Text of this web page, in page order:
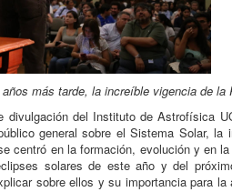
más tarde, la increíble vigencia de la
divulgación del Instituto de Astrofísica
general sobre el Sistema Solar, la
centró en la formación, evolución y en
solares de este año y del
sobre ellos y su importancia para la